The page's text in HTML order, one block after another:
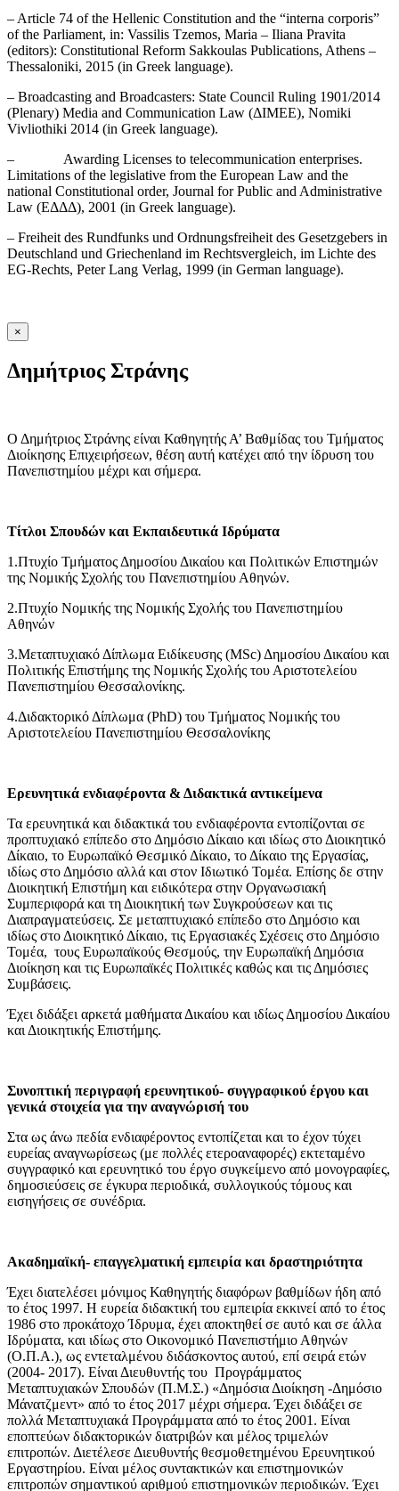
– Article 74 of the Hellenic Constitution and the “interna corporis”
of the Parliament, in: Vassilis Tzemos, Maria – Iliana Pravita
(editors): Constitutional Reform Sakkoulas Publications, Athens –
Thessaloniki, 2015 (in Greek language).
– Broadcasting and Broadcasters: State Council Ruling 1901/2014
(Plenary) Media and Communication Law (ΔΙΜΕΕ), Nomiki
Vivliothiki 2014 (in Greek language).
– Awarding Licenses to telecommunication enterprises.
Limitations of the legislative from the European Law and the
national Constitutional order, Journal for Public and Administrative
Law (ΕΔΔΔ), 2001 (in Greek language).
– Freiheit des Rundfunks und Ordnungsfreiheit des Gesetzgebers in
Deutschland und Griechenland im Rechtsvergleich, im Lichte des
EG-Rechts, Peter Lang Verlag, 1999 (in German language).
×
Δημήτριος Στράνης
Ο Δημήτριος Στράνης είναι Καθηγητής Α’ Βαθμίδας του Τμήματος
Διοίκησης Επιχειρήσεων, θέση αυτή κατέχει από την ίδρυση του
Πανεπιστημίου μέχρι και σήμερα.
Τίτλοι Σπουδών και Εκπαιδευτικά Ιδρύματα
1.Πτυχίο Τμήματος Δημοσίου Δικαίου και Πολιτικών Επιστημών
της Νομικής Σχολής του Πανεπιστημίου Αθηνών.
2.Πτυχίο Νομικής της Νομικής Σχολής του Πανεπιστημίου
Αθηνών
3.Μεταπτυχιακό Δίπλωμα Ειδίκευσης (MSc) Δημοσίου Δικαίου και
Πολιτικής Επιστήμης της Νομικής Σχολής του Αριστοτελείου
Πανεπιστημίου Θεσσαλονίκης.
4.Διδακτορικό Δίπλωμα (PhD) του Τμήματος Νομικής του
Αριστοτελείου Πανεπιστημίου Θεσσαλονίκης
Ερευνητικά ενδιαφέροντα & Διδακτικά αντικείμενα
Τα ερευνητικά και διδακτικά του ενδιαφέροντα εντοπίζονται σε
προπτυχιακό επίπεδο στο Δημόσιο Δίκαιο και ιδίως στο Διοικητικό
Δίκαιο, το Ευρωπαϊκό Θεσμικό Δίκαιο, το Δίκαιο της Εργασίας,
ιδίως στο Δημόσιο αλλά και στον Ιδιωτικό Τομέα. Επίσης δε στην
Διοικητική Επιστήμη και ειδικότερα στην Οργανωσιακή
Συμπεριφορά και τη Διοικητική των Συγκρούσεων και τις
Διαπραγματεύσεις. Σε μεταπτυχιακό επίπεδο στο Δημόσιο και
ιδίως στο Διοικητικό Δίκαιο, τις Εργασιακές Σχέσεις στο Δημόσιο
Τομέα, τους Ευρωπαϊκούς Θεσμούς, την Ευρωπαϊκή Δημόσια
Διοίκηση και τις Ευρωπαϊκές Πολιτικές καθώς και τις Δημόσιες
Συμβάσεις.
Έχει διδάξει αρκετά μαθήματα Δικαίου και ιδίως Δημοσίου Δικαίου
και Διοικητικής Επιστήμης.
Συνοπτική περιγραφή ερευνητικού- συγγραφικού έργου και
γενικά στοιχεία για την αναγνώρισή του
Στα ως άνω πεδία ενδιαφέροντος εντοπίζεται και το έχον τύχει
ευρείας αναγνωρίσεως (με πολλές ετεροαναφορές) εκτεταμένο
συγγραφικό και ερευνητικό του έργο συγκείμενο από μονογραφίες,
δημοσιεύσεις σε έγκυρα περιοδικά, συλλογικούς τόμους και
εισηγήσεις σε συνέδρια.
Ακαδημαϊκή- επαγγελματική εμπειρία και δραστηριότητα
Έχει διατελέσει μόνιμος Καθηγητής διαφόρων βαθμίδων ήδη από
το έτος 1997. Η ευρεία διδακτική του εμπειρία εκκινεί από το έτος
1986 στο προκάτοχο Ίδρυμα, έχει αποκτηθεί σε αυτό και σε άλλα
Ιδρύματα, και ιδίως στο Οικονομικό Πανεπιστήμιο Αθηνών
(Ο.Π.Α.), ως εντεταλμένου διδάσκοντος αυτού, επί σειρά ετών
(2004- 2017). Είναι Διευθυντής του Προγράμματος
Μεταπτυχιακών Σπουδών (Π.Μ.Σ.) «Δημόσια Διοίκηση -Δημόσιο
Μάνατζμεντ» από το έτος 2017 μέχρι σήμερα. Έχει διδάξει σε
πολλά Μεταπτυχιακά Προγράμματα από το έτος 2001. Είναι
εποπτεύων διδακτορικών διατριβών και μέλος τριμελών
επιτροπών. Διετέλεσε Διευθυντής θεσμοθετημένου Ερευνητικού
Εργαστηρίου. Είναι μέλος συντακτικών και επιστημονικών
επιτροπών σημαντικού αριθμού επιστημονικών περιοδικών. Έχει